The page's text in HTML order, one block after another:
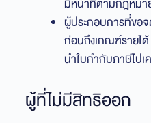
มีหน้าที่ตามกฎหมา
ผู้ประกอบการที่ขอจ
ก่อนถึงเกณฑ์รายไ
นำใบกำกับภาษีไป
ผู้ที่ไม่มีสิทธิออก